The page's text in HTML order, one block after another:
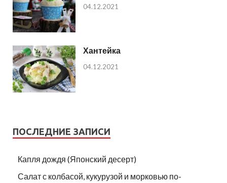
04.12.2021
Хантейка
04.12.2021
ПОСЛЕДНИЕ ЗАПИСИ
Капля дождя (Японский десерт)
Салат с колбасой, кукурузой и морковью по-